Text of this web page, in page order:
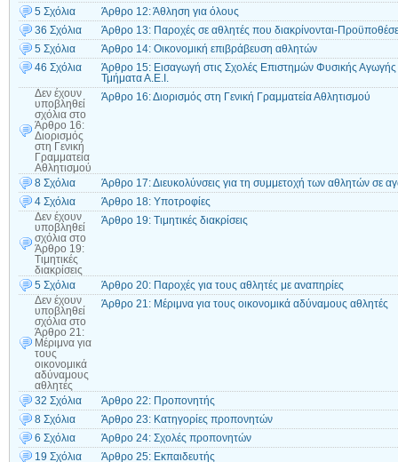
5 Σχόλια
Άρθρο 12: Άθληση για όλους
36 Σχόλια
Άρθρο 13: Παροχές σε αθλητές που διακρίνονται-
5 Σχόλια
Άρθρο 14: Οικονομική επιβράβευση αθλητών
46 Σχόλια
Άρθρο 15: Εισαγωγή στις Σχολές Επιστημών Φυσικής
Τμήματα Α.Ε.Ι.
Δεν έχουν
υποβληθεί
σχόλια στο
Άρθρο 16:
Διορισμός
στη Γενική
Γραμματεία
Αθλητισμού
Άρθρο 16: Διορισμός στη Γενική Γραμματεία Αθλητισμού
8 Σχόλια
Άρθρο 17: Διευκολύνσεις για τη συμμετοχή των αθλητών σε
4 Σχόλια
Άρθρο 18: Υποτροφίες
Δεν έχουν
υποβληθεί
σχόλια στο
Άρθρο 19:
Τιμητικές
διακρίσεις
Άρθρο 19: Τιμητικές διακρίσεις
5 Σχόλια
Άρθρο 20: Παροχές για τους αθλητές με αναπηρίες
Δεν έχουν
υποβληθεί
σχόλια στο
Άρθρο 21:
Μέριμνα για
τους
οικονομικά
αδύναμους
αθλητές
Άρθρο 21: Μέριμνα για τους οικονομικά αδύναμους αθλητές
32 Σχόλια
Άρθρο 22: Προπονητής
8 Σχόλια
Άρθρο 23: Κατηγορίες προπονητών
6 Σχόλια
Άρθρο 24: Σχολές προπονητών
19 Σχόλια
Άρθρο 25: Εκπαιδευτής